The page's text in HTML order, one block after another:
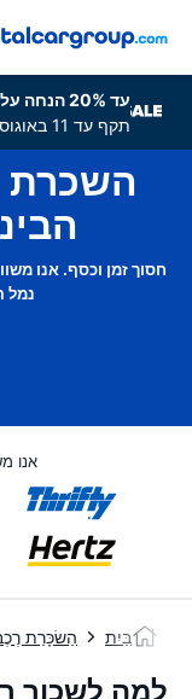
עד 20% הנחה על רכבים להשכרה ברחבי העולם
תקף עד 11 באוגוסט 2026 - נצל אותו עוד היום!
השכרת
חסוך זמן וכסף. אנו
נמל
אנו
בַּיִת הַשׂכָּרַת
למה לשכור